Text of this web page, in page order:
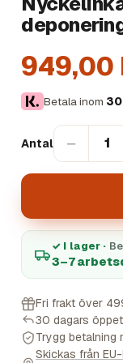
949,00
Betala inom
Antal − 1
✓ I lager ·
3–7
Fri frakt över
30 dagars
Trygg betalning
Skickas från